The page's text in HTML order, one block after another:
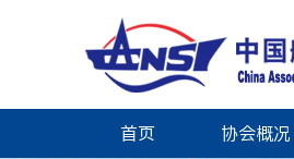
首页 协会概况